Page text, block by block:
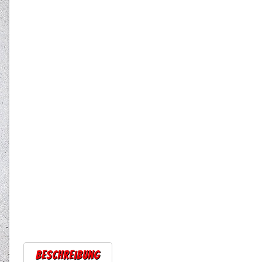
Beschreibung